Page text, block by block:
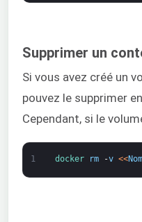
Supprimer un
Si vous avez créé un
pouvez le supprimer
Cependant, si le
1 docker rm -v <<